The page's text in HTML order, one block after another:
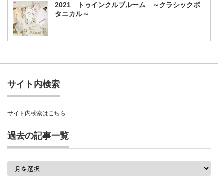
2021 トゥインクルブルーム ～クラシックボ
タニカル～
サイト内検索
サイト内検索はこちら
過去の記事一覧
過